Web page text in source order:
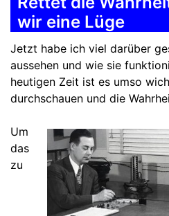
wir eine Lüge
Jetzt habe ich viel darüber
aussehen und wie sie
heutigen Zeit ist es umso
durchschauen und die
Um
das
zu